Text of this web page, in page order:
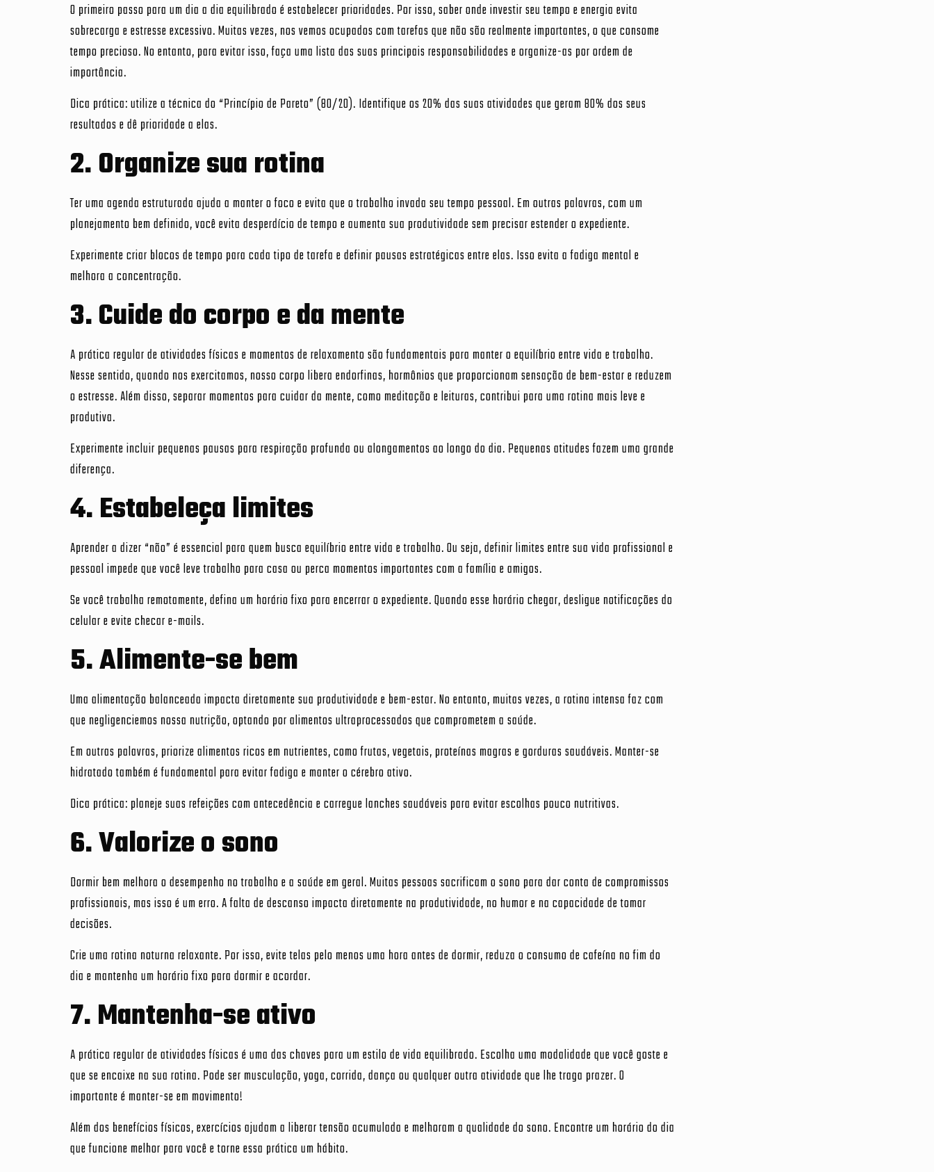
O primeiro passo para um dia a dia equilibrado é estabelecer prioridades. Por isso, saber onde investir seu tempo e energia evita
sobrecarga e estresse excessivo. Muitas vezes, nos vemos ocupados com tarefas que não são realmente importantes, o que consome
tempo precioso. No entanto, para evitar isso, faça uma lista das suas principais responsabilidades e organize-as por ordem de
importância.
Dica prática: utilize a técnica do “Princípio de Pareto” (80/20). Identifique os 20% das suas atividades que geram 80% dos seus
resultados e dê prioridade a elas.
2. Organize sua rotina
Ter uma agenda estruturada ajuda a manter o foco e evita que o trabalho invada seu tempo pessoal. Em outras palavras, com um
planejamento bem definido, você evita desperdício de tempo e aumenta sua produtividade sem precisar estender o expediente.
Experimente criar blocos de tempo para cada tipo de tarefa e definir pausas estratégicas entre elas. Isso evita a fadiga mental e
melhora a concentração.
3. Cuide do corpo e da mente
A prática regular de atividades físicas e momentos de relaxamento são fundamentais para manter o equilíbrio entre vida e trabalho.
Nesse sentido, quando nos exercitamos, nosso corpo libera endorfinas, hormônios que proporcionam sensação de bem-estar e reduzem
o estresse. Além disso, separar momentos para cuidar da mente, como meditação e leituras, contribui para uma rotina mais leve e
produtiva.
Experimente incluir pequenas pausas para respiração profunda ou alongamentos ao longo do dia. Pequenas atitudes fazem uma grande
diferença.
4. Estabeleça limites
Aprender a dizer “não” é essencial para quem busca equilíbrio entre vida e trabalho. Ou seja, definir limites entre sua vida profissional e
pessoal impede que você leve trabalho para casa ou perca momentos importantes com a família e amigos.
Se você trabalha remotamente, defina um horário fixo para encerrar o expediente. Quando esse horário chegar, desligue notificações do
celular e evite checar e-mails.
5. Alimente-se bem
Uma alimentação balanceada impacta diretamente sua produtividade e bem-estar. No entanto, muitas vezes, a rotina intensa faz com
que negligenciemos nossa nutrição, optando por alimentos ultraprocessados que comprometem a saúde.
Em outras palavras, priorize alimentos ricos em nutrientes, como frutas, vegetais, proteínas magras e gorduras saudáveis. Manter-se
hidratado também é fundamental para evitar fadiga e manter o cérebro ativo.
Dica prática: planeje suas refeições com antecedência e carregue lanches saudáveis para evitar escolhas pouco nutritivas.
6. Valorize o sono
Dormir bem melhora o desempenho no trabalho e a saúde em geral. Muitas pessoas sacrificam o sono para dar conta de compromissos
profissionais, mas isso é um erro. A falta de descanso impacta diretamente na produtividade, no humor e na capacidade de tomar
decisões.
Crie uma rotina noturna relaxante. Por isso, evite telas pelo menos uma hora antes de dormir, reduza o consumo de cafeína no fim do
dia e mantenha um horário fixo para dormir e acordar.
7. Mantenha-se ativo
A prática regular de atividades físicas é uma das chaves para um estilo de vida equilibrado. Escolha uma modalidade que você goste e
que se encaixe na sua rotina. Pode ser musculação, yoga, corrida, dança ou qualquer outra atividade que lhe traga prazer. O
importante é manter-se em movimento!
Além dos benefícios físicos, exercícios ajudam a liberar tensão acumulada e melhoram a qualidade do sono. Encontre um horário do dia
que funcione melhor para você e torne essa prática um hábito.